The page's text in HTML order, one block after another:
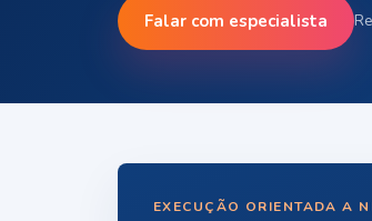
Falar com especialista
EXECUÇÃO ORIENTADA A